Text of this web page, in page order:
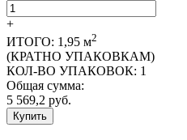
+
ИТОГО: 1,95 м2
(КРАТНО УПАКОВКАМ)
КОЛ-ВО УПАКОВОК: 1
Общая сумма:
5 569,2 руб.
Купить